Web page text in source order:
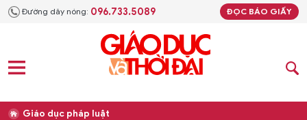
Đường dây nóng: 096.733.5089 ĐỌC BÁO GIẤY
Giáo dục pháp luật